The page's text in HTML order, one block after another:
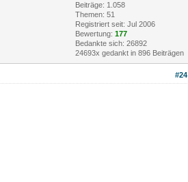
Beiträge: 1.058
Themen: 51
Registriert seit: Jul 2006
Bewertung: 177
Bedankte sich: 26892
24693x gedankt in 896 Beiträgen
#24